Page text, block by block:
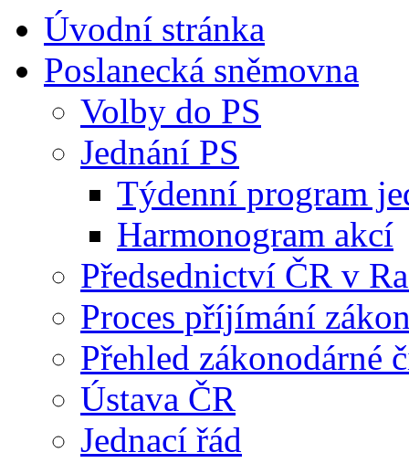
Úvodní stránka
Poslanecká sněmovna
Volby do PS
Jednání PS
Týdenní program
Harmonogram akcí
Předsednictví ČR v
Proces příjímání
Přehled zákonodárné
Ústava ČR
Jednací řád